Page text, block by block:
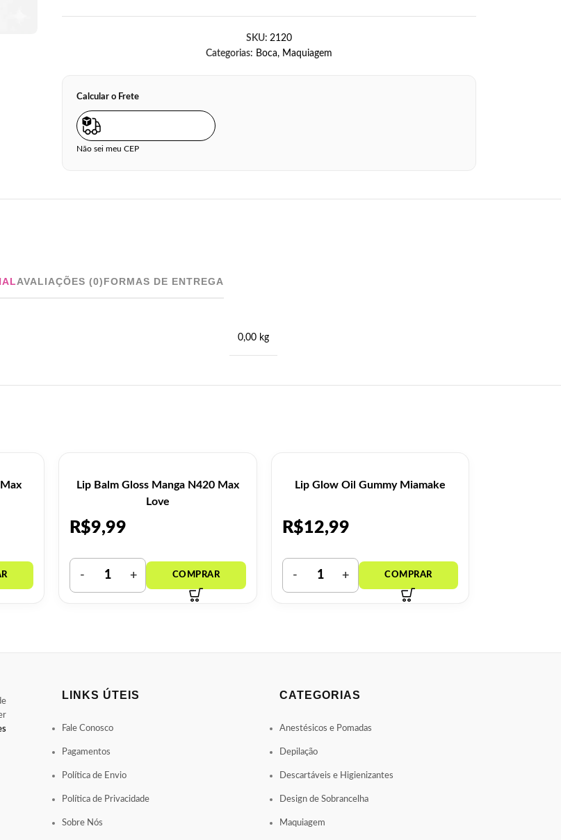
SKU: 2120
Categorias: Boca, Maquiagem
Calcular o Frete
Não sei meu CEP
AVALIAÇÕES (0)FORMAS DE ENTREGA
0,00 kg
Lip Balm Gloss Manga N420 Max
Love
R$9,99
Lip Glow Oil Gummy Miamake
R$12,99
LINKS ÚTEIS
Fale Conosco
Pagamentos
Política de Envio
Política de Privacidade
Sobre Nós
CATEGORIAS
Anestésicos e Pomadas
Depilação
Descartáveis e Higienizantes
Design de Sobrancelha
Maquiagem